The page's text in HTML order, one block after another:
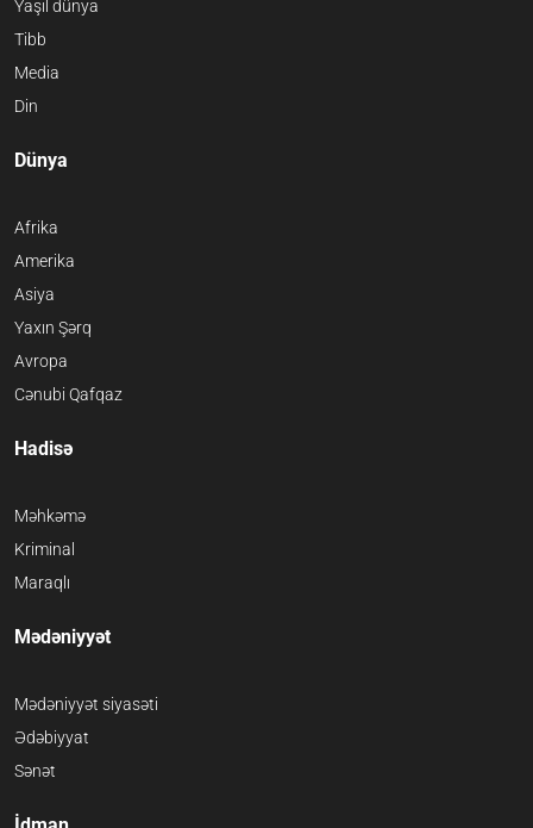
Yaşıl dünya
Tibb
Media
Din
Dünya
Afrika
Amerika
Asiya
Yaxın Şərq
Avropa
Cənubi Qafqaz
Hadisə
Məhkəmə
Kriminal
Maraqlı
Mədəniyyət
Mədəniyyət siyasəti
Ədəbiyyat
Sənət